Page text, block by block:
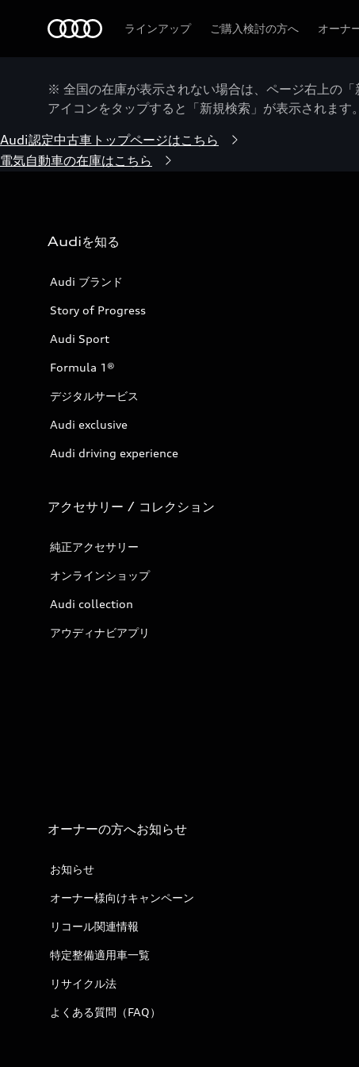
ラインアップ ご購入検討の方へ オーナ
※ 全国の在庫が表示されない場合は、ページ右上の
アイコンをタップすると「新規検索」が表示されます。
Audi認定中古車トップページはこちら
電気自動車の在庫はこちら
Audiを知る
Audi ブランド
Story of Progress
Audi Sport
Formula 1®
デジタルサービス
Audi exclusive
Audi driving experience
アクセサリー / コレクション
純正アクセサリー
オンラインショップ
Audi collection
アウディナビアプリ
オーナーの方へお知らせ
お知らせ
オーナー様向けキャンペーン
リコール関連情報
特定整備適用車一覧
リサイクル法
よくある質問（FAQ）